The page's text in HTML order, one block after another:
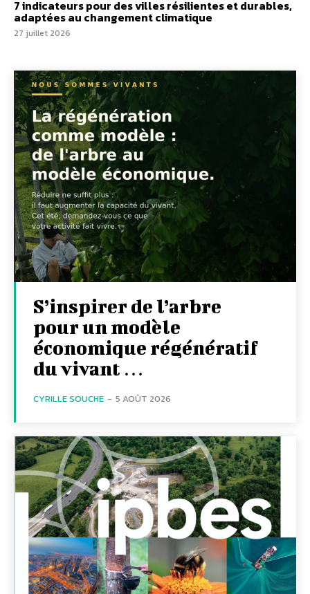
7 indicateurs pour des villes résilientes et durables,
adaptées au changement climatique
27 juillet 2026
S’inspirer de l’arbre
pour un modèle
économique régénératif
du vivant …
CYRILLE SOUCHE - 5 AOÛT 2026